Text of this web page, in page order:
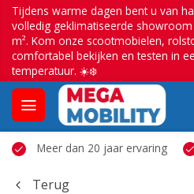
Tijdens warme dagen bent u van
volledig geklimatiseerde
m². Kom onze scootmobielen,
comfortabel bekijken en testen in
temperatuur. ☀️❄️
Meer dan 20 jaar ervaring
Terug